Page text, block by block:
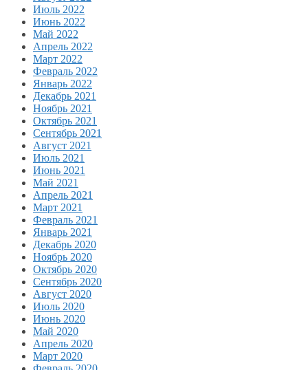
Июль 2022
Июнь 2022
Май 2022
Апрель 2022
Март 2022
Февраль 2022
Январь 2022
Декабрь 2021
Ноябрь 2021
Октябрь 2021
Сентябрь 2021
Август 2021
Июль 2021
Июнь 2021
Май 2021
Апрель 2021
Март 2021
Февраль 2021
Январь 2021
Декабрь 2020
Ноябрь 2020
Октябрь 2020
Сентябрь 2020
Август 2020
Июль 2020
Июнь 2020
Май 2020
Апрель 2020
Март 2020